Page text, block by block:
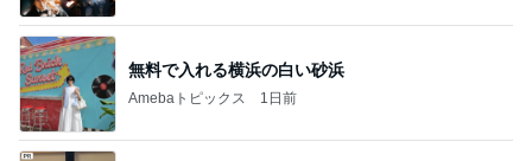
無料で入れる横浜の白い砂浜
Amebaトピックス 1日前